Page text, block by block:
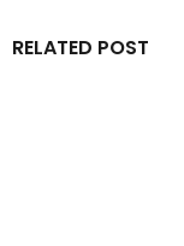
RELATED POST